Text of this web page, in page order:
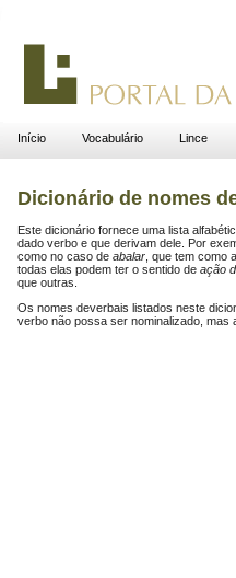
Início Vocabulário Lince
Dicionário de nomes
Este dicionário fornece uma lista
dado verbo e que derivam dele. Por
como no caso de abalar , que tem
todas elas podem ter o sentido de ação
que outras.
Os nomes deverbais listados neste
verbo não possa ser nominalizado, mas